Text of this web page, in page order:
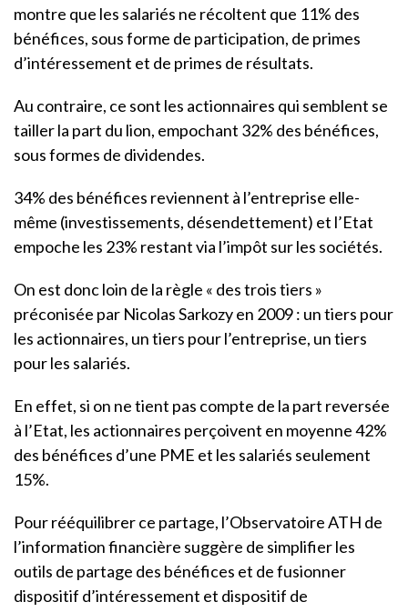
montre que les salariés ne récoltent que 11% des
bénéfices, sous forme de participation, de primes
d’intéressement et de primes de résultats.
Au contraire, ce sont les actionnaires qui semblent se
tailler la part du lion, empochant 32% des bénéfices,
sous formes de dividendes.
34% des bénéfices reviennent à l’entreprise elle-
même (investissements, désendettement) et l’Etat
empoche les 23% restant via l’impôt sur les sociétés.
On est donc loin de la règle « des trois tiers »
préconisée par Nicolas Sarkozy en 2009 : un tiers pour
les actionnaires, un tiers pour l’entreprise, un tiers
pour les salariés.
En effet, si on ne tient pas compte de la part reversée
à l’Etat, les actionnaires perçoivent en moyenne 42%
des bénéfices d’une PME et les salariés seulement
15%.
Pour rééquilibrer ce partage, l’Observatoire ATH de
l’information financière suggère de simplifier les
outils de partage des bénéfices et de fusionner
dispositif d’intéressement et dispositif de